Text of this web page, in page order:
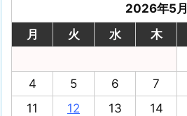
2026年5月
月
火 水 木
4
5 6 7
11
12 13 14